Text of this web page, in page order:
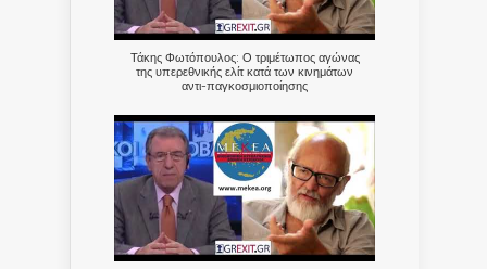
Τάκης Φωτόπουλος: Ο τριμέτωπος αγώνας
της υπερεθνικής ελίτ κατά των κινημάτων
αντι-παγκοσμιοποίησης